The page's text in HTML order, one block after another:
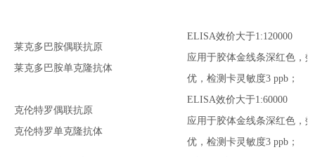
莱克多巴胺偶联抗原
莱克多巴胺单克隆抗体
ELISA效价大于1:120000
应用于胶体金线条深红色，
优 ，检测卡灵敏度3 ppb；
克伦特罗偶联抗原
克伦特罗单克隆抗体
ELISA效价大于1:60000
应用于胶体金线条深红色，
优 ，检测卡灵敏度3 ppb；